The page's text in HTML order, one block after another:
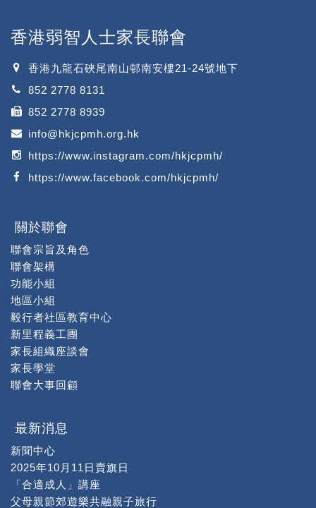
香港弱智人士家長聯會
香港九龍石硤尾南山邨南安樓21-24號地下
852 2778 8131
852 2778 8939
info@hkjcpmh.org.hk
https://www.instagram.com/hkjcpmh/
https://www.facebook.com/hkjcpmh/
關於聯會
聯會宗旨及角色
聯會架構
功能小組
地區小組
毅行者社區教育中心
新里程義工團
家長組織座談會
家長學堂
聯會大事回顧
最新消息
新聞中心
2025年10月11日賣旗日
「合適成人」講座
父母親節郊遊樂共融親子旅行